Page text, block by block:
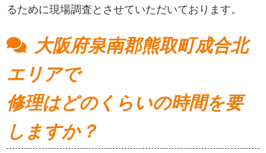
るために現場調査とさせていただいております。
大阪府泉南郡熊取町成合北
エリアで
修理はどのくらいの時間を要
しますか？